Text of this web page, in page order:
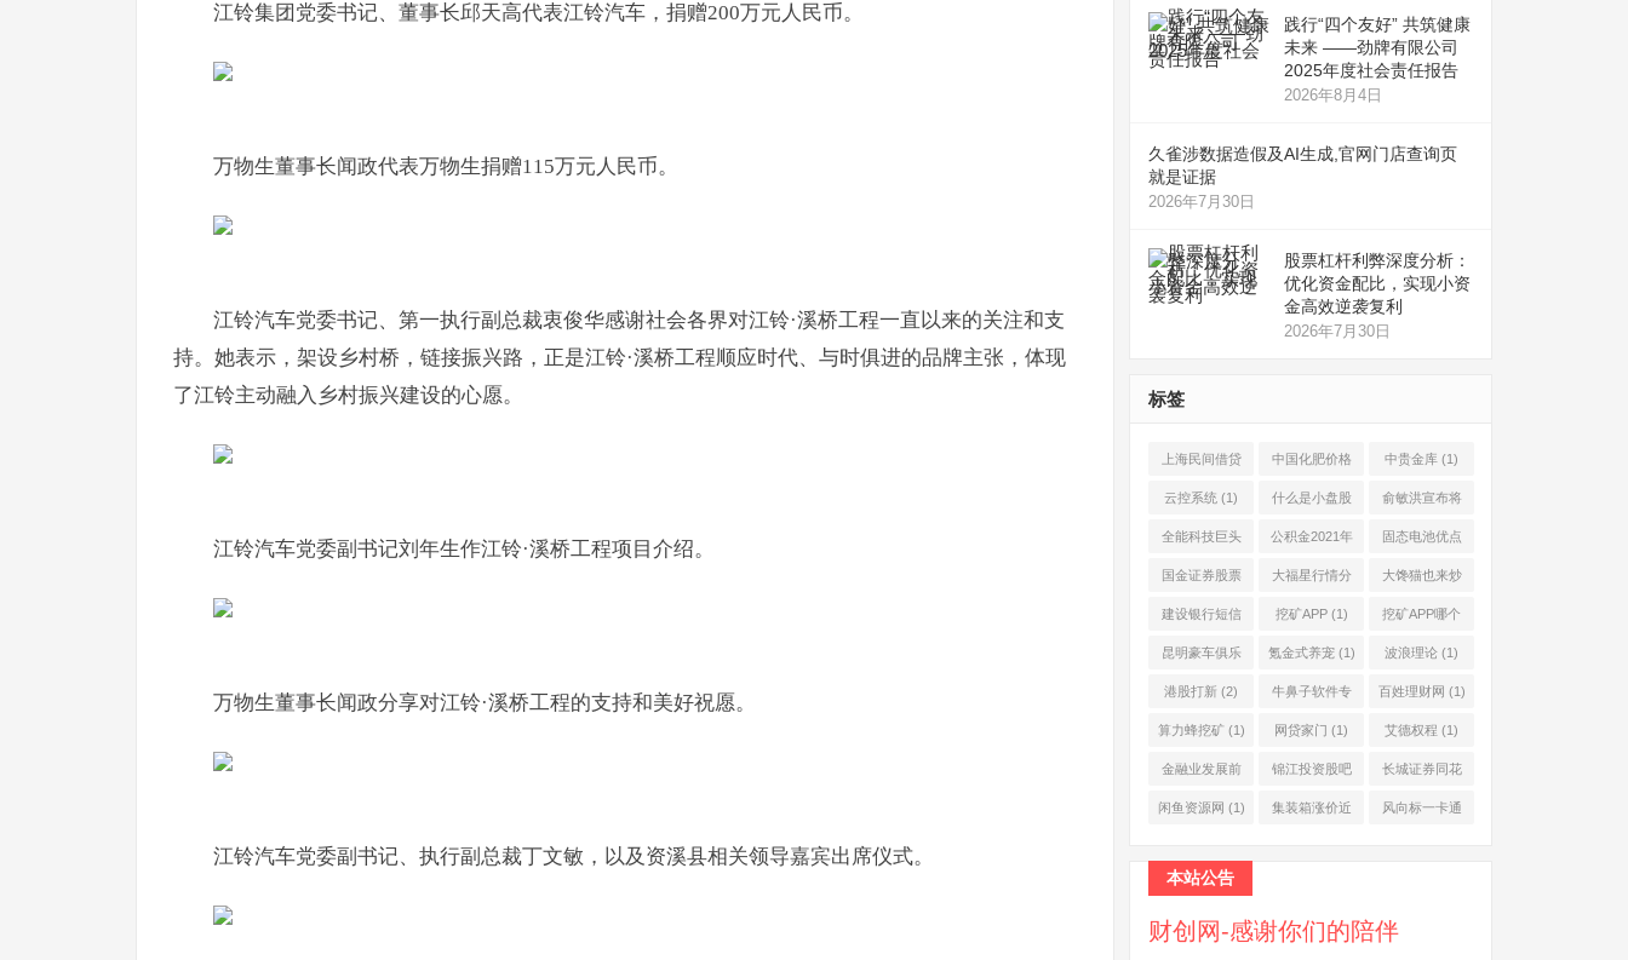
江铃集团党委书记、董事长邱天高代表江铃汽车，捐赠200万元人民币。
万物生董事长闻政代表万物生捐赠115万元人民币。
江铃汽车党委书记、第一执行副总裁衷俊华感谢社会各界对江铃·溪桥工程一直以来的关注和支
持。她表示，架设乡村桥，链接振兴路，正是江铃·溪桥工程顺应时代、与时俱进的品牌主张，体现
了江铃主动融入乡村振兴建设的心愿。
江铃汽车党委副 书记刘年生作江铃·溪桥工程项目介绍。
万物生董事长闻政分享对江铃·溪桥工程的支持和美好祝愿。
江铃汽车党委副 书记、执行副总裁丁文敏，以及资溪县相关领导嘉宾出席仪式。
践行“四个友好” 共筑健康
未来 ——劲牌有限公司
2025年度社会责任报告
2026年8月4日
久雀涉数据造假及AI生成,官网门店查询页
就是证据
2026年7月30日
股票杠杆利弊深度分析：
优化资金配比，实现小资
金高效逆袭复利
2026年7月30日
标签
上海民间借贷
公司(1)
中国化肥价格
网(1)
中贵金库 (1)
云控系统 (1) 什么是小盘股
(2)
俞敏洪宣布将
退休(1)
全能科技巨头
(1)
公积金2021年
起不允许提取
固态电池优点
(1)
国金证券股票
(2)
大福星行情分
析系统(1)
大馋猫也来炒
股票(1)
建设银行短信
服务费(1)
挖矿APP(1) 挖矿APP哪个
靠谱(1)
昆明豪车俱乐
部(1)
氪金式养宠(1) 波浪理论 (1)
港股打新 (2) 牛鼻子软件专
业版(1)
百姓理财网 (1)
算力蜂挖矿(1) 网贷家门 (1) 艾德权程 (1)
金融业发展前
景(1)
锦江投资股吧
(1)
长城证券同花
顺(1)
闲鱼资源网 (1) 集装箱涨价近 风向标一卡通
本站公告
财创网-感谢你们的陪伴